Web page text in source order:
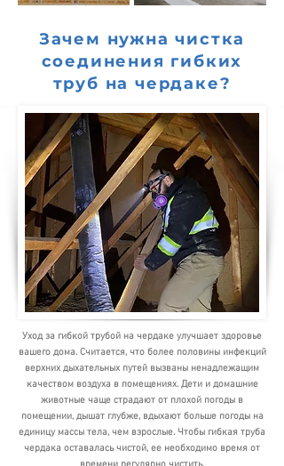
Зачем нужна чистка
соединения гибких
труб на чердаке?
Уход за гибкой трубой на чердаке улучшает здоровье
вашего дома. Считается, что более половины инфекций
верхних дыхательных путей вызваны ненадлежащим
качеством воздуха в помещениях. Дети и домашние
животные чаще страдают от плохой погоды в
помещении, дышат глубже, вдыхают больше погоды на
единицу массы тела, чем взрослые. Чтобы гибкая труба
чердака оставалась чистой, ее необходимо время от